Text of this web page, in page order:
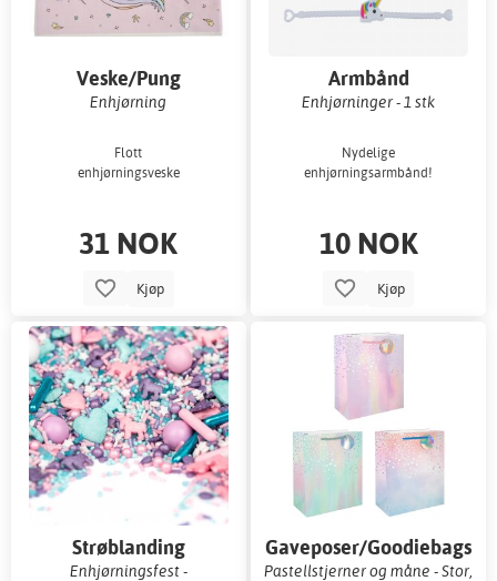
Veske/Pung
Enhjørning
Flott
enhjørningsveske
31 NOK
Kjøp
Armbånd
Enhjørninger - 1 stk
Nydelige
enhjørningsarmbånd!
10 NOK
Kjøp
Strøblanding
Enhjørningsfest -
Gaveposer/Goodiebags
Pastellstjerner og måne - Stor,